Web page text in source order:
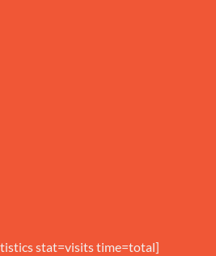
stat=visits time=total]